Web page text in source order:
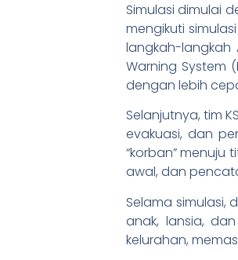
Simulasi dimulai
mengikuti
langkah-langkah
Warning System
dengan lebih
Selanjutnya, tim
evakuasi, dan
“korban” menuju
awal, dan
Selama
anak, lansia,
kelurahan,